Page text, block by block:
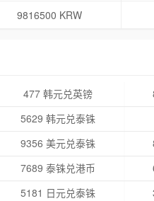
9816500 KRW
477 韩元兑英镑
5629 韩元兑泰铢
9356 美元兑泰铢
7689 泰铢兑港币
5181 日元兑泰铢